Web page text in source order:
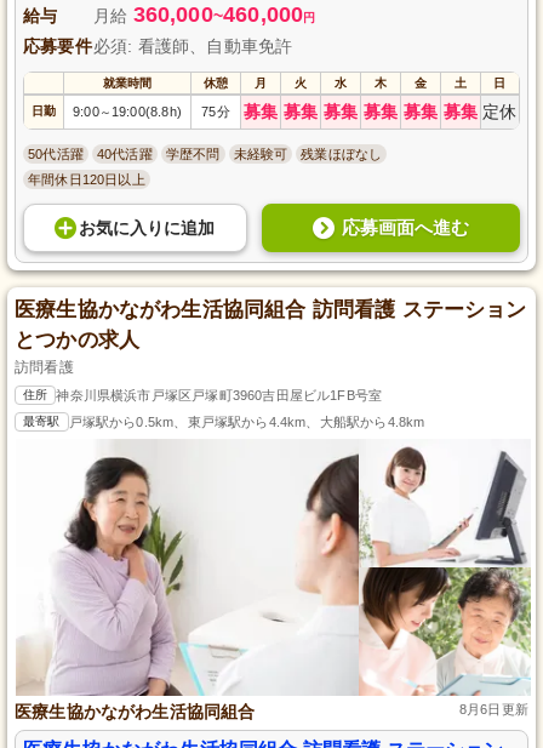
給与 月給 360,000~460,000円
応募要件必須: 看護師、自動車免許
就業時間 休憩 月 火 水 木 金 土 日
日勤 9:00～ 19:00(8.8h) 75分 募集 募集 募集 募集 募集 募集 定休
50代活躍 40代活躍 学歴不問 未経験可
残業ほぼなし
年間休日120日以上
お気に入り に追加 応募画面へ進む
医療生協かながわ生活協同組合 訪問看護 ステーション
とつかの求人
訪問看護
住所 神奈川県横浜市戸塚区戸塚町3960吉田屋ビル1FB号室
最寄駅 戸塚駅から0.5km、東戸塚駅から4.4km、大船駅から4.8km
医療生協かながわ生活協同組合 8月6日更新